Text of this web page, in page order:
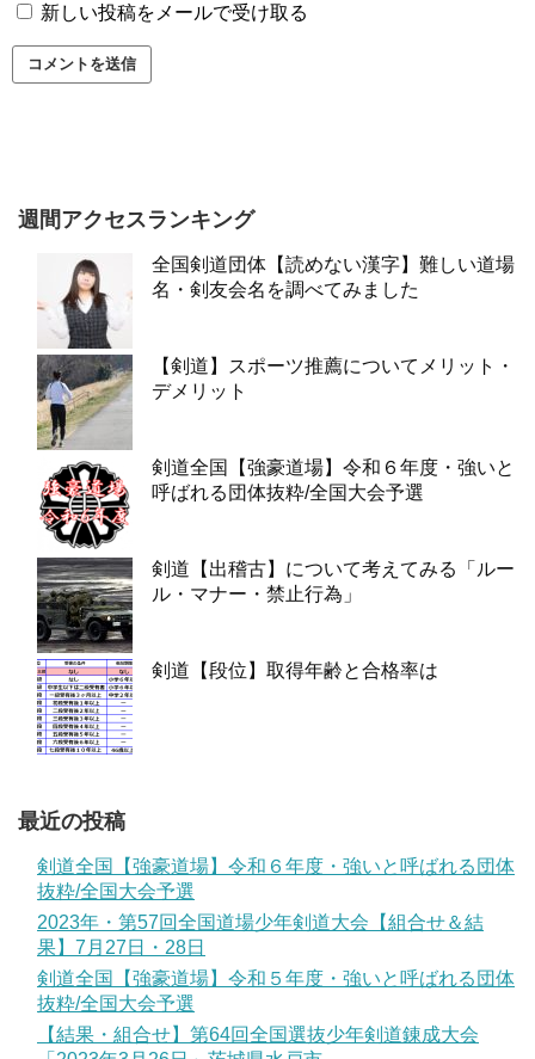
新しい投稿をメールで受け取る
週間アクセスランキング
全国剣道団体【読めない漢字】難しい道場
名・剣友会名を調べてみました
【剣道】スポーツ推薦についてメリット・
デメリット
剣道全国【強豪道場】令和６年度・強いと
呼ばれる団体抜粋/全国大会予選
剣道【出稽古】について考えてみる「ルー
ル・マナー・禁止行為」
剣道【段位】取得年齢と合格率は
最近の投稿
剣道全国【強豪道場】令和６年度・強いと呼ばれる団体
抜粋/全国大会予選
2023年・第57回全国道場少年剣道大会【組合せ＆結
果】7月27日・28日
剣道全国【強豪道場】令和５年度・強いと呼ばれる団体
抜粋/全国大会予選
【結果・組合せ】第64回全国選抜少年剣道錬成大会